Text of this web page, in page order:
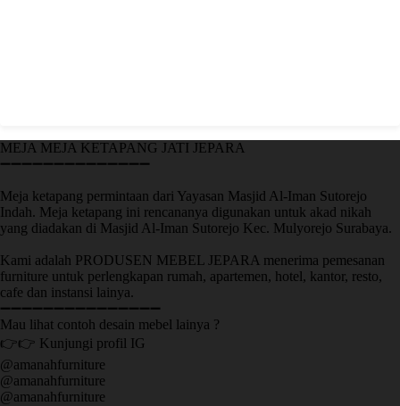
MEJA MEJA KETAPANG JATI JEPARA
➖➖➖➖➖➖➖➖➖➖➖➖➖➖
Meja ketapang permintaan dari Yayasan Masjid Al-Iman Sutorejo
Indah. Meja ketapang ini rencananya digunakan untuk akad nikah
yang diadakan di Masjid Al-Iman Sutorejo Kec. Mulyorejo Surabaya.
Kami adalah PRODUSEN MEBEL JEPARA menerima pemesanan
furniture untuk perlengkapan rumah, apartemen, hotel, kantor, resto,
cafe dan instansi lainya.
➖➖➖➖➖➖➖➖➖➖➖➖➖➖➖
Mau lihat contoh desain mebel lainya ?
👉👉 Kunjungi profil IG
@amanahfurniture
@amanahfurniture
@amanahfurniture